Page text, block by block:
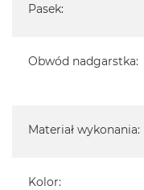
Pasek:
Obwód nadgarstka:
Materiał wykonania:
Kolor: